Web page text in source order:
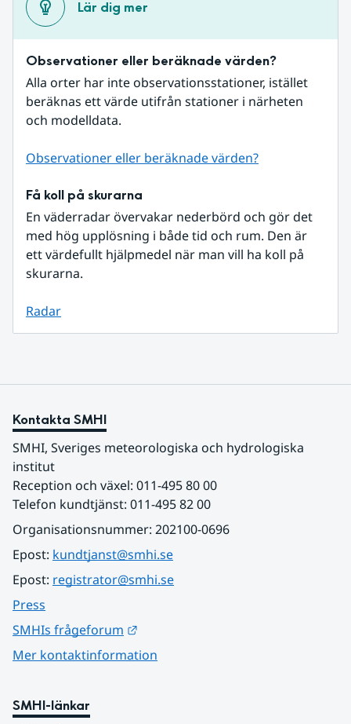
Lär dig mer
Observationer eller beräknade värden?
Alla orter har inte observationsstationer, istället
beräknas ett värde utifrån stationer i närheten
och modelldata.
Observationer eller beräknade värden?
Få koll på skurarna
En väderradar övervakar nederbörd och gör det
med hög upplösning i både tid och rum. Den är
ett värdefullt hjälpmedel när man vill ha koll på
skurarna.
Radar
Kontakta SMHI
SMHI, Sveriges meteorologiska och hydrologiska
institut
Reception och växel: 011-495 80 00
Telefon kundtjänst: 011-495 82 00
Organisationsnummer: 202100-0696
Epost: kundtjanst@smhi.se
Epost: registrator@smhi.se
Press
SMHIs frågeforum
Mer kontaktinformation
SMHI-länkar